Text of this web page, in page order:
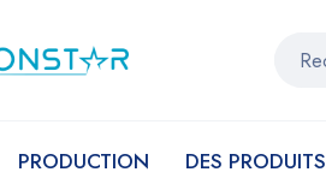
PRODUCTION DES PRODUITS